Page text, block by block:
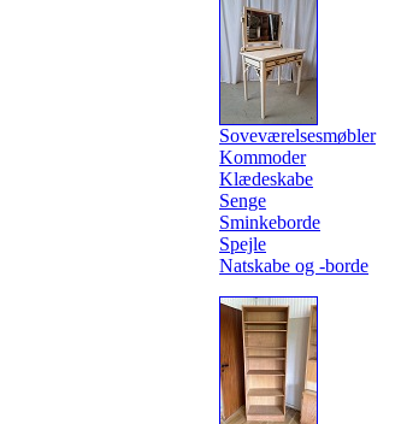
Soveværelsesmøbler
Kommoder
Klædeskabe
Senge
Sminkeborde
Spejle
Natskabe og -borde